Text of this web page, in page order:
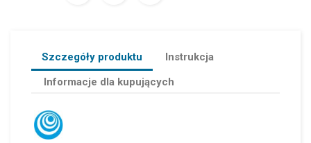
Szczegóły produktu
Instrukcja
Informacje dla kupujących